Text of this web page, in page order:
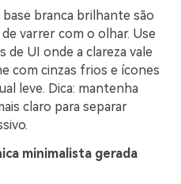
branca brilhante são
varrer com o olhar. Use
de UI onde a clareza vale
com cinzas frios e ícones
leve. Dica: mantenha
claro para separar
minimalista gerada